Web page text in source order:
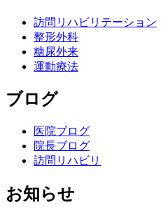
訪問リハビリテーション
整形外科
糖尿外来
運動療法
ブログ
医院ブログ
院長ブログ
訪問リハビリ
お知らせ